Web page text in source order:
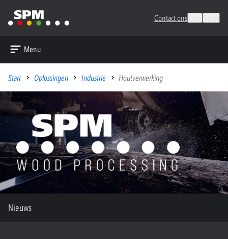
Contact ons
Menu
Start Oplossingen Industrie Houtverwerking
Nieuws